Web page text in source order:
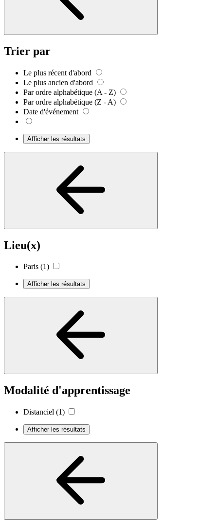
Trier par
Le plus récent d'abord
Le plus ancien d'abord
Par ordre alphabétique (A - Z)
Par ordre alphabétique (Z - A)
Date d'événement
Afficher les résultats
Lieu(x)
Paris (1)
Afficher les résultats
Modalité d'apprentissage
Distanciel (1)
Afficher les résultats